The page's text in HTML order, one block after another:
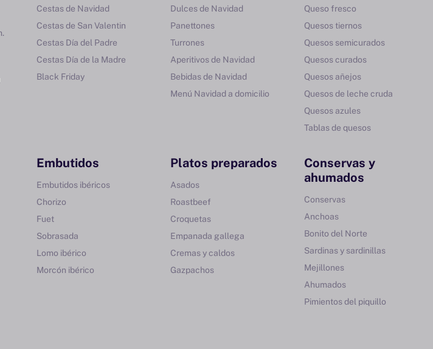
Cestas de Navidad
Cestas de San Valentin
Cestas Día del Padre
Cestas Día de la Madre
Black Friday
Dulces de Navidad
Panettones
Turrones
Aperitivos de Navidad
Bebidas de Navidad
Menú Navidad a domicilio
Queso fresco
Quesos tiernos
Quesos semicurados
Quesos curados
Quesos añejos
Quesos de leche cruda
Quesos azules
Tablas de quesos
Embutidos
Embutidos ibéricos
Chorizo
Fuet
Sobrasada
Lomo ibérico
Morcón ibérico
Platos preparados
Asados
Roastbeef
Croquetas
Empanada gallega
Cremas y caldos
Gazpachos
Conservas y
ahumados
Conservas
Anchoas
Bonito del Norte
Sardinas y sardinillas
Mejillones
Ahumados
Pimientos del piquillo